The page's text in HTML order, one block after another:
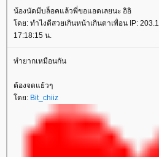
น้องนัดมีบล็อคแล้วพี่ขอแอดเลยนะ อิอิ
ดย: ทำไงดีสวยเกินหน้าเกินตาเพื่อน IP:
17:18:15 น.
ทำยากเหมือนกัน
ต้องจดแย้วๆ
ดย: Bit_chiiz